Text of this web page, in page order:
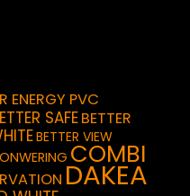
ENERGY PVC
SAFEBETTER
BETTER VIEW
COMBI
DAKEA